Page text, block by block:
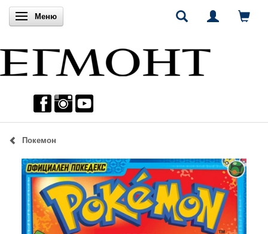
Включи навигацията
Меню
Покемон